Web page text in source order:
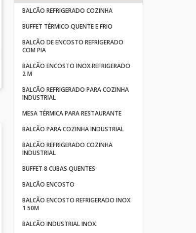
BALCÃO REFRIGERADO COZINHA
BUFFET TÉRMICO QUENTE E FRIO
BALCÃO DE ENCOSTO REFRIGERADO
COM PIA
BALCÃO ENCOSTO INOX REFRIGERADO
2 M
BALCÃO REFRIGERADO PARA COZINHA
INDUSTRIAL
MESA TÉRMICA PARA RESTAURANTE
BALCÃO PARA COZINHA INDUSTRIAL
BALCÃO REFRIGERADO COZINHA
INDUSTRIAL
BUFFET 8 CUBAS QUENTES
BALCÃO ENCOSTO
BALCÃO ENCOSTO REFRIGERADO INOX
1 50M
BALCÃO INDUSTRIAL INOX